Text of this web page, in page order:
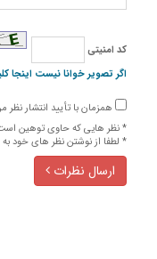
كد امنیتی
اگر تصویر خوانا نیست اینجا
همزمان با تأیید انتشار نظر
* نظر هایی كه حاوی توهین
* لطفا از نوشتن نظر های خود
ارسال نظرات